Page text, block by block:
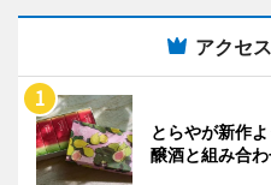
アクセ
とらやが新作
醸酒と組み合